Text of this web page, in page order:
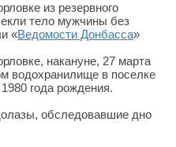
из резервного
тело мужчины без
«Ведомости Донбасса»
накануне, 27 марта
водохранилище в поселке
года рождения.
обследовавшие дно